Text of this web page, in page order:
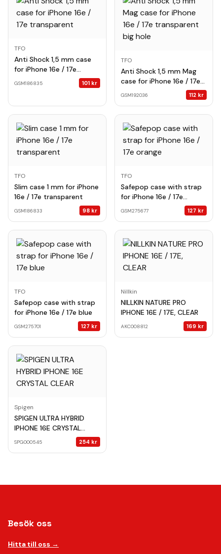
TFO
Anti Shock 1,5 mm case
for iPhone 16e / 17e
GSM186835 101 kr
TFO
Anti Shock 1,5 mm Mag
case for iPhone 16e / 17e
transparent big hole
GSM192036 112 kr
TFO
Slim case 1 mm for iPhone
16e / 17e transparent
GSM186833 98 kr
TFO
Safepop case with strap
for iPhone 16e / 17e
GSM275677 127 kr
TFO
Safepop case with strap
for iPhone 16e / 17e blue
GSM275701 127 kr
Nillkin
NILLKIN NATURE PRO
IPHONE 16E / 17E, CLEAR
AKC008812 169 kr
Spigen
SPIGEN ULTRA HYBRID
IPHONE 16E CRYSTAL
SPG000545 254 kr
Besök oss
Hitta till oss →